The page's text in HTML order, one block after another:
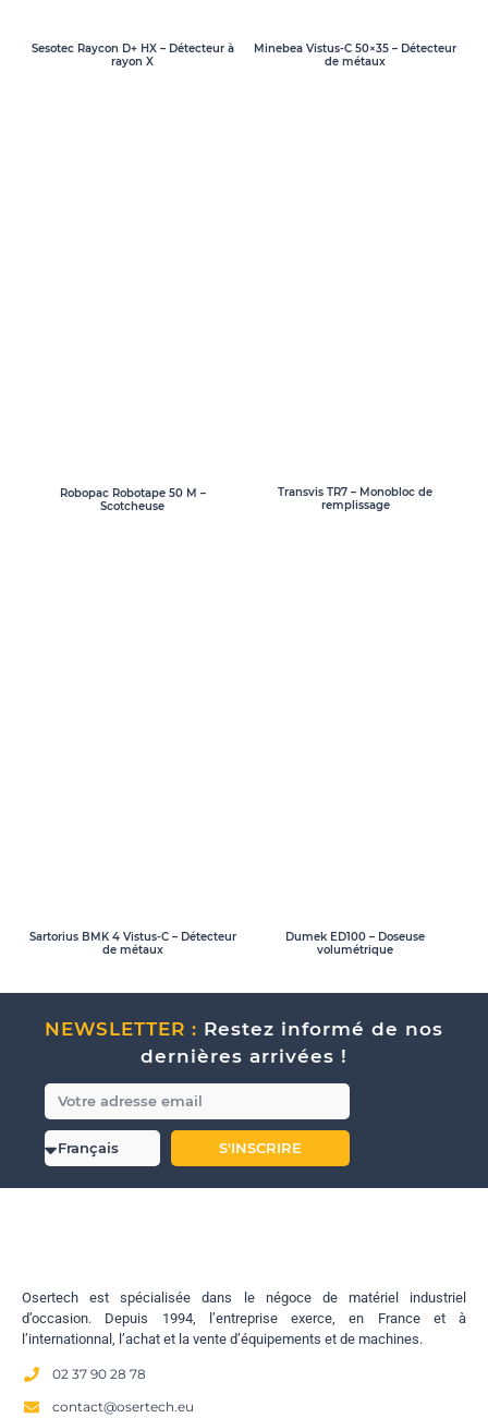
Sesotec Raycon D+ HX – Détecteur à
rayon X
Minebea Vistus-C 50×35 – Détecteur
de métaux
Robopac Robotape 50 M –
Scotcheuse
Transvis TR7 – Monobloc de
remplissage
Sartorius BMK 4 Vistus-C – Détecteur
de métaux
Dumek ED100 – Doseuse
volumétrique
NEWSLETTER : Restez informé de nos
dernières arrivées !
S'INSCRIRE
Osertech est spécialisée dans le négoce de matériel industriel
d’occasion. Depuis 1994, l’entreprise exerce, en France et à
l’internationnal, l’achat et la vente d’équipements et de machines.
02 37 90 28 78
contact@osertech.eu